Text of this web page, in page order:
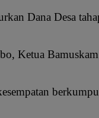
Dana Desa
Ketua